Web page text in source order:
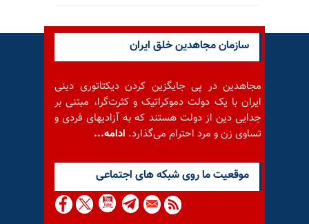
سازمان مجاهدین خلق ایران
مجاهدین در پی جایگزین کردن دیکتاتوری دینی
ایران با یک دولت دموکراتیک و کثرت‌گرا، مبتنی بر
جدایی دین از دولت هستند که به آزادیهای فردی و
تساوی زن و مرد احترام می‌گذارد. ادامه...
موقعيت ما روى شبكه هاى اجتماعى